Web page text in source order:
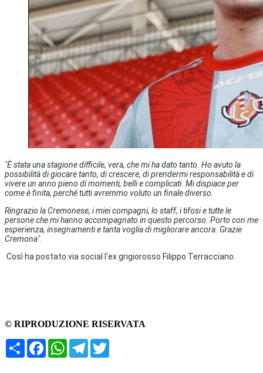
"È stata una stagione difficile, vera, che mi ha dato tanto. Ho avuto la
possibilità di giocare tanto, di crescere, di prendermi responsabilità e di
vivere un anno pieno di momenti, belli e complicati. Mi dispiace per
come è finita, perché tutti avremmo voluto un finale diverso.
Ringrazio la Cremonese, i miei compagni, lo staff, i tifosi e tutte le
persone che mi hanno accompagnato in questo percorso. Porto con me
esperienza, insegnamenti e tanta voglia di migliorare ancora. Grazie
Cremona".
Così ha postato via social l'ex grigiorosso Filippo Terracciano.
© RIPRODUZIONE RISERVATA
CondividiFacebookWhatsApp
Telegram